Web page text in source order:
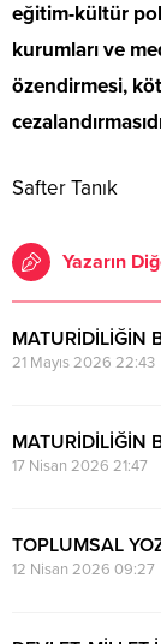
eğitim-kültür
kurumları ve
özendirmesi,
Safter Tanık
Yazarın
MATURİDİLİĞİN
21 Mayıs 2026 22:43
MATURİDİLİĞİN
17 Nisan 2026 21:47
TOPLUMSAL
12 Nisan 2026 09:27